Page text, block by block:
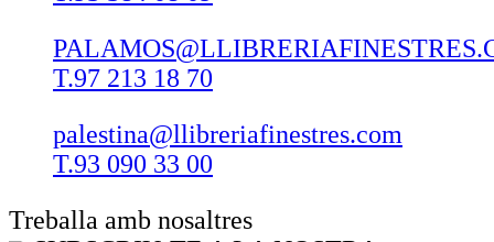
T.97 213 18 70
palestina@llibreriafinestres.com
T.93 090 33 00
Treballa amb nosaltres